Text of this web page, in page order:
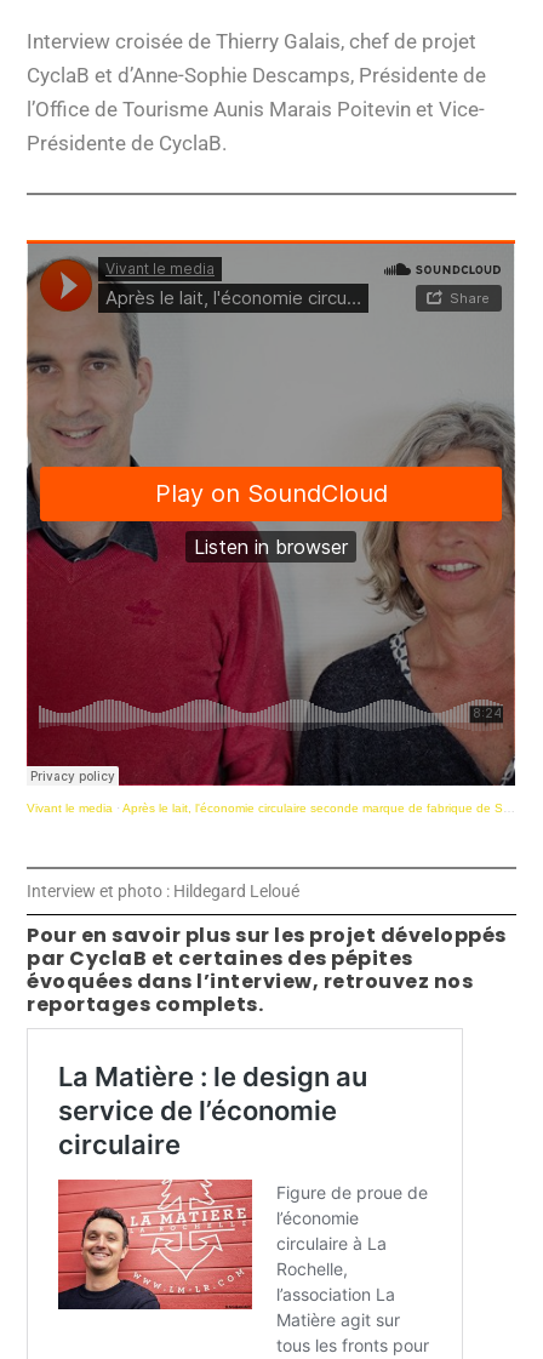
Interview croisée de Thierry Galais, chef de projet
CyclaB et d’Anne-Sophie Descamps, Présidente de
l’Office de Tourisme Aunis Marais Poitevin et Vice-
Présidente de CyclaB.
Vivant le media ·Après le lait, l'économie circulaire seconde marque de fabrique de Surgères ?
Interview et photo : Hildegard Leloué
Pour en savoir plus sur les projet développés
par CyclaB et certaines des pépites
évoquées dans l’interview, retrouvez nos
reportages complets.